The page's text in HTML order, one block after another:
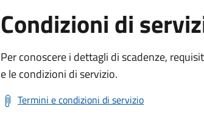
Condizioni di
Per conoscere i dettagli di scadenze,
e le condizioni di servizio.
Termini e condizioni di servizio